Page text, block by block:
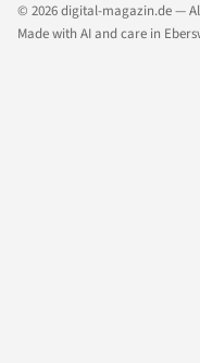
© 2026 digital-magazin.de —
Made with AI and care in